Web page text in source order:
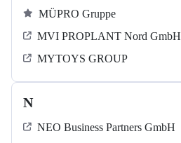
MÜPRO Gruppe
MVI PROPLANT Nord GmbH
MYTOYS GROUP
N
NEO Business Partners GmbH